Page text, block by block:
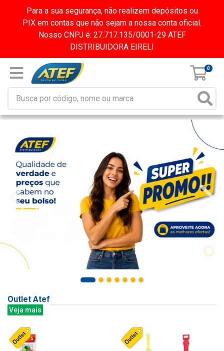
Para a sua segurança, não realizem depósitos ou
PIX em contas que não sejam a nossa conta oficial.
Nosso CNPJ é: 27.717.135/0001-29 ATEF
DISTRIBUIDORA EIRELI
0
Outlet Atef
Veja mais